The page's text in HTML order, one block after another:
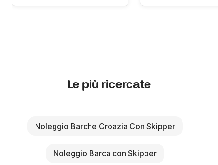
Le più ricercate
Noleggio Barche Croazia Con Skipper
Noleggio Barca con Skipper